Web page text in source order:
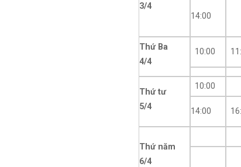
3/4
14:00
Thứ Ba
4/4
10:00
Thứ tư
5/4
10:00
14:00
Thứ năm
6/4